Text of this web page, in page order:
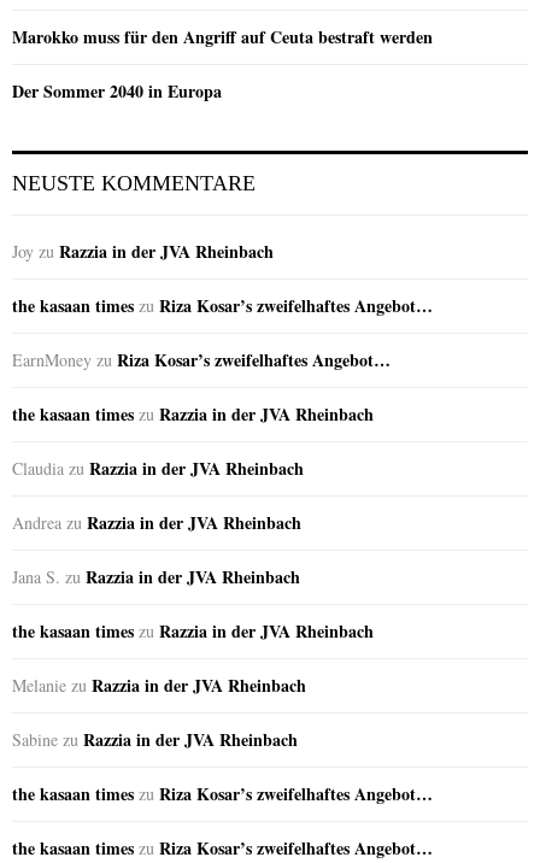
Marokko muss für den Angriff auf Ceuta bestraft werden
Der Sommer 2040 in Europa
NEUSTE KOMMENTARE
Joy zu Razzia in der JVA Rheinbach
the kasaan times zu Riza Kosar’s zweifelhaftes Angebot…
EarnMoney zu Riza Kosar’s zweifelhaftes Angebot…
the kasaan times zu Razzia in der JVA Rheinbach
Claudia zu Razzia in der JVA Rheinbach
Andrea zu Razzia in der JVA Rheinbach
Jana S. zu Razzia in der JVA Rheinbach
the kasaan times zu Razzia in der JVA Rheinbach
Melanie zu Razzia in der JVA Rheinbach
Sabine zu Razzia in der JVA Rheinbach
the kasaan times zu Riza Kosar’s zweifelhaftes Angebot…
the kasaan times zu Riza Kosar’s zweifelhaftes Angebot…